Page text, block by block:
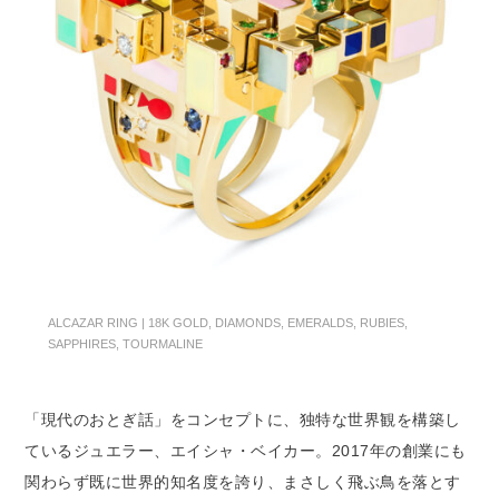
ALCAZAR RING | 18K GOLD, DIAMONDS, EMERALDS, RUBIES,
SAPPHIRES, TOURMALINE
「現代のおとぎ話」をコンセプトに、独特な世界観を構築し
ているジュエラー、エイシャ・ベイカー。2017年の創業にも
関わらず既に世界的知名度を誇り、まさしく飛ぶ鳥を落とす